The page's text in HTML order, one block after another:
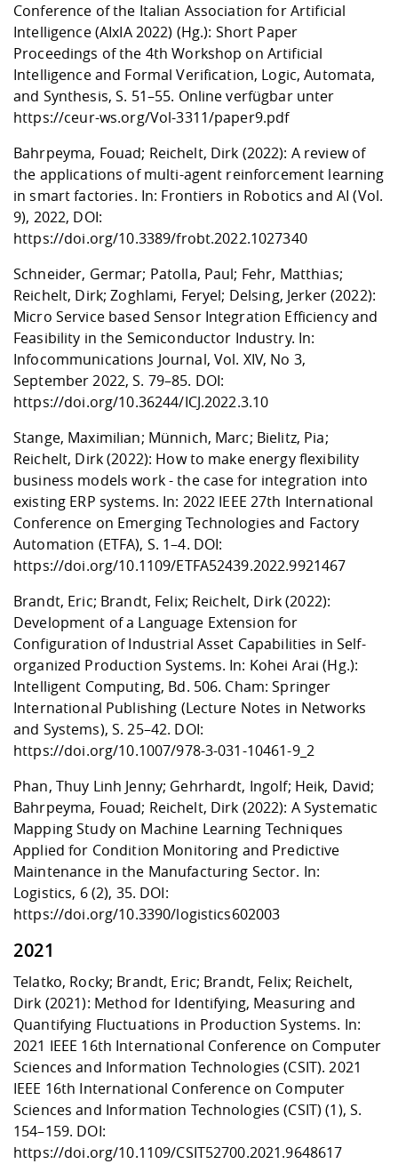
Conference of the Italian Association for Artificial
Intelligence (AIxIA 2022) (Hg.): Short Paper
Proceedings of the 4th Workshop on Artificial
Intelligence and Formal Verification, Logic, Automata,
and Synthesis, S. 51–55. Online verfügbar unter
https://ceur-ws.org/Vol-3311/paper9.pdf
Bahrpeyma, Fouad; Reichelt, Dirk (2022): A review of
the applications of multi-agent reinforcement learning
in smart factories. In: Frontiers in Robotics and AI (Vol.
9), 2022, DOI:
https://doi.org/10.3389/frobt.2022.1027340
Schneider, Germar; Patolla, Paul; Fehr, Matthias;
Reichelt, Dirk; Zoghlami, Feryel; Delsing, Jerker (2022):
Micro Service based Sensor Integration Efficiency and
Feasibility in the Semiconductor Industry. In:
Infocommunications Journal, Vol. XIV, No 3,
September 2022, S. 79–85. DOI:
https://doi.org/10.36244/ICJ.2022.3.10
Stange, Maximilian; Münnich, Marc; Bielitz, Pia;
Reichelt, Dirk (2022): How to make energy flexibility
business models work - the case for integration into
existing ERP systems. In: 2022 IEEE 27th International
Conference on Emerging Technologies and Factory
Automation (ETFA), S. 1–4. DOI:
https://doi.org/10.1109/ETFA52439.2022.9921467
Brandt, Eric; Brandt, Felix; Reichelt, Dirk (2022):
Development of a Language Extension for
Configuration of Industrial Asset Capabilities in Self-
organized Production Systems. In: Kohei Arai (Hg.):
Intelligent Computing, Bd. 506. Cham: Springer
International Publishing (Lecture Notes in Networks
and Systems), S. 25–42. DOI:
https://doi.org/10.1007/978-3-031-10461-9_2
Phan, Thuy Linh Jenny; Gehrhardt, Ingolf; Heik, David;
Bahrpeyma, Fouad; Reichelt, Dirk (2022): A Systematic
Mapping Study on Machine Learning Techniques
Applied for Condition Monitoring and Predictive
Maintenance in the Manufacturing Sector. In:
Logistics, 6 (2), 35. DOI:
https://doi.org/10.3390/logistics602003
2021
Telatko, Rocky; Brandt, Eric; Brandt, Felix; Reichelt,
Dirk (2021): Method for Identifying, Measuring and
Quantifying Fluctuations in Production Systems. In:
2021 IEEE 16th International Conference on Computer
Sciences and Information Technologies (CSIT). 2021
IEEE 16th International Conference on Computer
Sciences and Information Technologies (CSIT) (1), S.
154–159. DOI:
https://doi.org/10.1109/CSIT52700.2021.9648617